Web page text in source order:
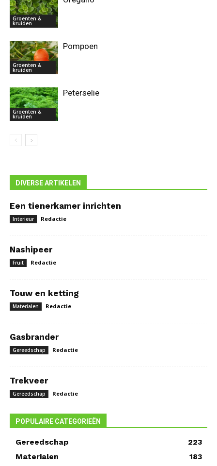
Groenten &
kruiden
Groenten &
kruiden
Pompoen
Groenten &
kruiden
Peterselie
DIVERSE ARTIKELEN
Een tienerkamer inrichten
Interieur Redactie
Nashipeer
Fruit Redactie
Touw en ketting
Materialen Redactie
Gasbrander
Gereedschap Redactie
Trekveer
Gereedschap Redactie
POPULAIRE CATEGORIEËN
Gereedschap
223
Materialen
183